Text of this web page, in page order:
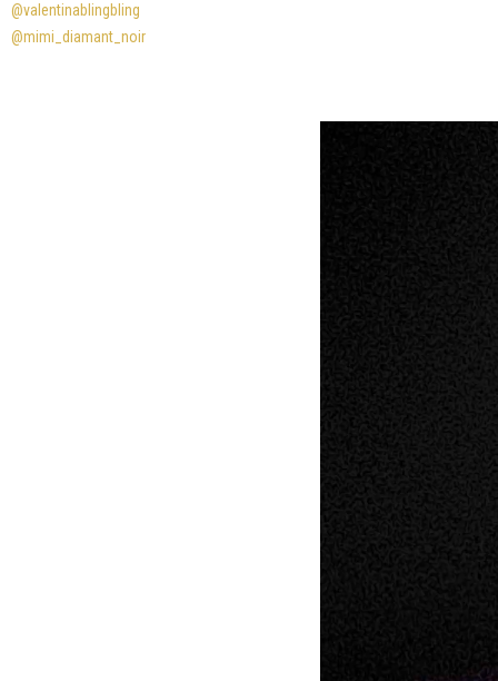
@valentinablingbling
@mimi_diamant_noir